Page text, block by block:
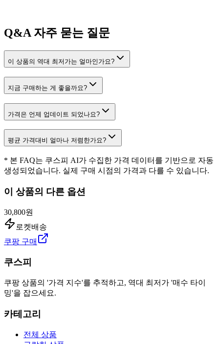
Q&A자주 묻는 질문
이 상품의 역대 최저가는 얼마인가요?
지금 구매하는 게 좋을까요?
가격은 언제 업데이트 되었나요?
평균 가격대비 얼마나 저렴한가요?
* 본 FAQ는 쿠스피 AI가 수집한 가격 데이터를 기반으로 자동
생성되었습니다. 실제 구매 시점의 가격과 다를 수 있습니다.
이 상품의 다른 옵션
30,800원
로켓배송
쿠팡 구매
쿠스피
쿠팡 상품의 '가격 지수'를 추적하고, 역대 최저가 '매수 타이
밍'을 잡으세요.
카테고리
전체 상품